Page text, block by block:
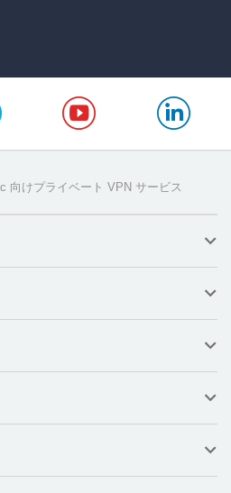
向けプライベート VPN サービス